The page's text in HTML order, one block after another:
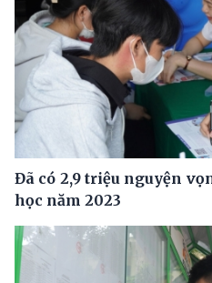
Đã có 2,9 triệu nguyện
học năm 2023